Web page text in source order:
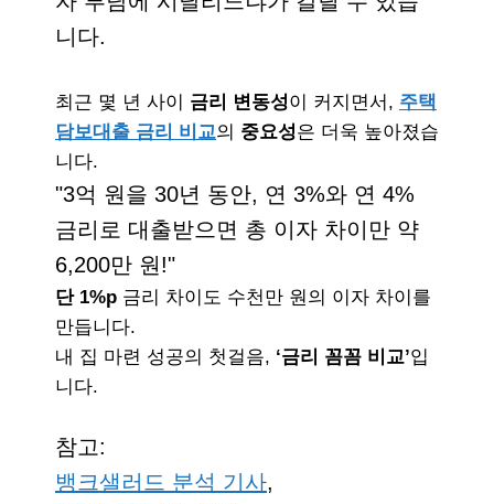
니다.
최근 몇 년 사이 금리 변동성이 커지면서, 주택
담보대출 금리 비교의 중요성은 더욱 높아졌습
니다.
3억 원을 30년 동안, 연 3%와 연 4%
금리로 대출받으면 총 이자 차이만 약
6,200만 원!
단 1%p 금리 차이도 수천만 원의 이자 차이를
만듭니다.
내 집 마련 성공의 첫걸음, ‘금리 꼼꼼 비교’입
니다.
참고:
뱅크샐러드 분석 기사,